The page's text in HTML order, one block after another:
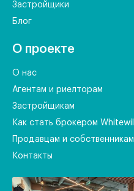
Застройщики
Блог
О проекте
О нас
Агентам и риелторам
Застройщикам
Как стать брокером Whitewill
Продавцам и собственникам
Контакты